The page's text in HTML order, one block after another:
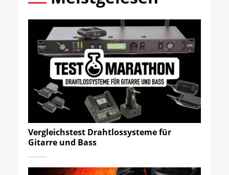
Vergleichstest Drahtlossysteme für
Gitarre und Bass